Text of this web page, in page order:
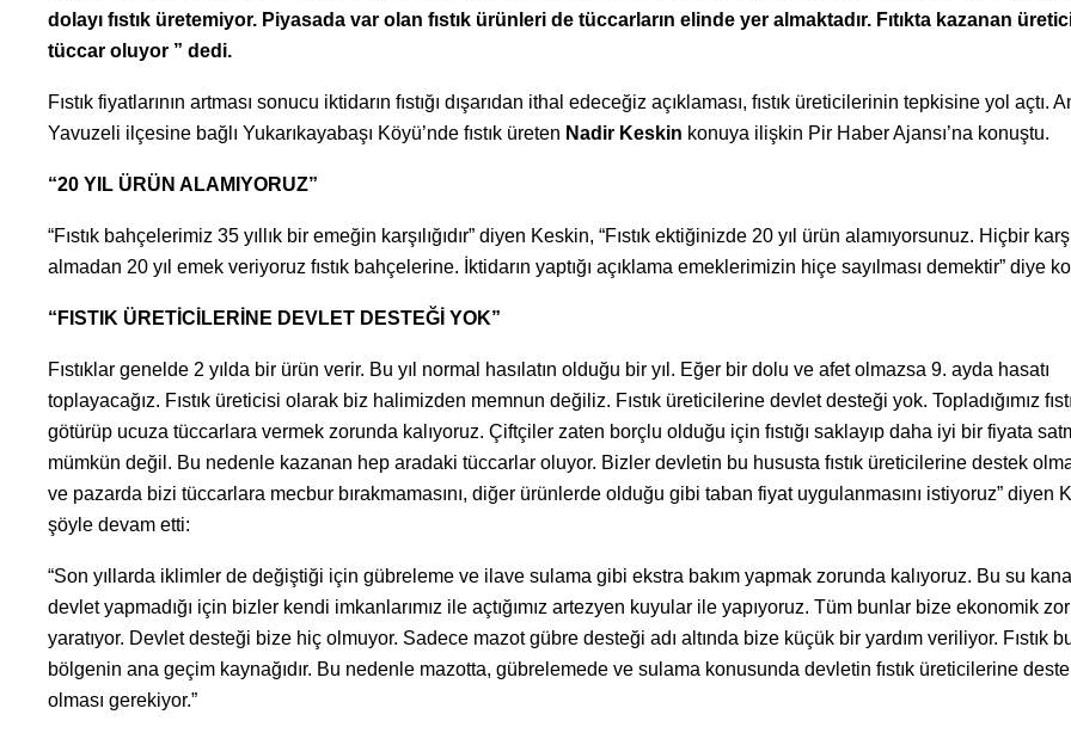
dolayı fıstık üretemiyor. Piyasada var olan fıstık ürünleri de tüccarların elinde yer almaktadır. Fıtıkta kazanan
tüccar oluyor ” dedi.
Fıstık fiyatlarının artması sonucu iktidarın fıstığı dışarıdan ithal edeceğiz açıklaması, fıstık üreticilerinin tepkisine yol açtı.
Yavuzeli ilçesine bağlı Yukarıkayabaşı Köyü’nde fıstık üreten Nadir Keskin konuya ilişkin Pir Haber Ajansı’na konuştu.
“20 YIL ÜRÜN ALAMIYORUZ”
“Fıstık bahçelerimiz 35 yıllık bir emeğin karşılığıdır” diyen Keskin, “Fıstık ektiğinizde 20 yıl ürün alamıyorsunuz. Hiçbir
almadan 20 yıl emek veriyoruz fıstık bahçelerine. İktidarın yaptığı açıklama emeklerimizin hiçe sayılması demektir” diye
“FISTIK ÜRETİCİLERİNE DEVLET DESTEĞİ YOK”
Fıstıklar genelde 2 yılda bir ürün verir. Bu yıl normal hasılatın olduğu bir yıl. Eğer bir dolu ve afet olmazsa 9. ayda hasatı
toplayacağız. Fıstık üreticisi olarak biz halimizden memnun değiliz. Fıstık üreticilerine devlet desteği yok. Topladığımız
götürüp ucuza tüccarlara vermek zorunda kalıyoruz. Çiftçiler zaten borçlu olduğu için fıstığı saklayıp daha iyi bir fiyata
mümkün değil. Bu nedenle kazanan hep aradaki tüccarlar oluyor. Bizler devletin bu hususta fıstık üreticilerine destek
ve pazarda bizi tüccarlara mecbur bırakmamasını, diğer ürünlerde olduğu gibi taban fiyat uygulanmasını istiyoruz” diyen
şöyle devam etti:
“Son yıllarda iklimler de değiştiği için gübreleme ve ilave sulama gibi ekstra bakım yapmak zorunda kalıyoruz. Bu su
devlet yapmadığı için bizler kendi imkanlarımız ile açtığımız artezyen kuyular ile yapıyoruz. Tüm bunlar bize ekonomik
yaratıyor. Devlet desteği bize hiç olmuyor. Sadece mazot gübre desteği adı altında bize küçük bir yardım veriliyor. Fıstık
bölgenin ana geçim kaynağıdır. Bu nedenle mazotta, gübrelemede ve sulama konusunda devletin fıstık üreticilerine
olması gerekiyor.”